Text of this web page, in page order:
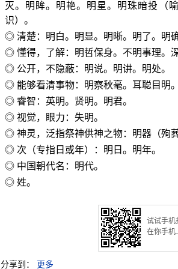
灭。明眸。明艳。明星。明珠暗投（
识）。
◎ 清楚：明白。明显。明晰。明了。明确
◎ 懂得，了解：明哲保身。不明事理。深
◎ 公开，不隐蔽：明说。明讲。明处。
◎ 能够看清事物：明察秋毫。耳聪目明。
◎ 睿智：英明。贤明。明君。
◎ 视觉，眼力：失明。
◎ 神灵，泛指祭神供神之物：明器（殉葬
◎ 次（专指日或年）：明日。明年。
◎ 中国朝代名：明代。
◎ 姓。
试试手机
在你手机
分享到： 更多